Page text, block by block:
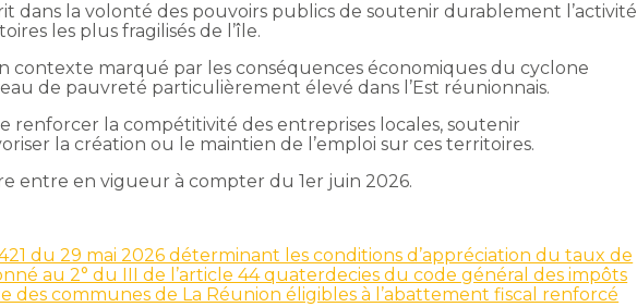
dans la volonté des pouvoirs publics de soutenir durablement l’activité
les plus fragilisés de l’île.
contexte marqué par les conséquences économiques du cyclone
de pauvreté particulièrement élevé dans l’Est réunionnais.
renforcer la compétitivité des entreprises locales, soutenir
la création ou le maintien de l’emploi sur ces territoires.
entre en vigueur à compter du 1er juin 2026.
du 29 mai 2026 déterminant les conditions d’appréciation du taux de
au 2° du III de l’article 44 quaterdecies du code général des impôts
des communes de La Réunion éligibles à l’abattement fiscal renforcé